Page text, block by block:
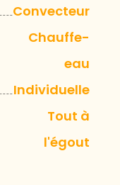
Convecteur
Chauffe-
eau
Individuelle
Tout à
l'égout